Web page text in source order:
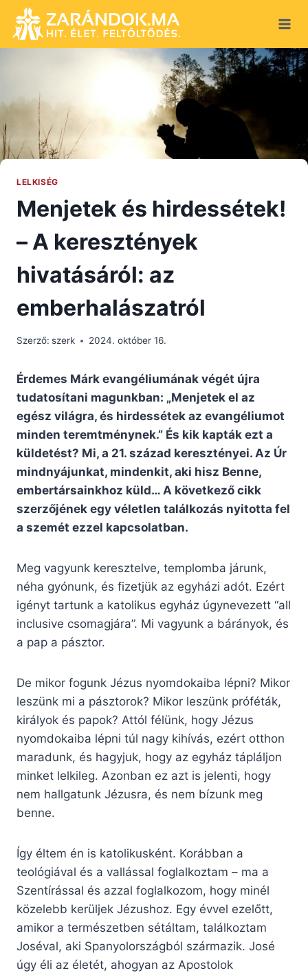
content
LELKISÉG
Menjetek és hirdessétek!
– A keresztények
hivatásáról: az
emberhalászatról
Szerző: szerk 2024. október 16.
Érdemes Márk evangéliumának végét újra
tudatosítani magunkban: „Menjetek el az
egész világra, és hirdessétek az evangéliumot
minden teremtménynek.” És kik kapták ezt a
küldetést? Mi, a 21. század keresztényei. Az Úr
mindnyájunkat, mindenkit, aki hisz Benne,
embertársainkhoz küld… A következő cikk
szerzőjének egy véletlen találkozás nyitotta fel
a szemét ezzel kapcsolatban.
Meg vagyunk keresztelve, templomba járunk,
néha gyónunk, és fizetjük az egyházi adót. Ezért
igényt tartunk a katolikus egyház úgynevezett “all
inclusive csomagjára”. Mi vagyunk a bárányok, és
a pap a pásztor.
De mikor fogunk Jézus nyomdokaiba lépni? Mikor
leszünk mi a pásztorok? Mikor leszünk próféták,
királyok és papok? Attól félünk, hogy Jézus
nyomdokaiba lépni túl nagy kihívás, ezért otthon
maradunk, és hagyjuk, hogy az egyház tápláljon
minket lelkileg. Azonban ez azt is jelenti, hogy
nem hallgatunk Jézusra, és nem bízunk meg
benne.
Így éltem én is katolikusként. Korábban a
teológiával és a vallással foglalkoztam – ma a
Szentírással és azzal foglalkozom, hogy minél
közelebb kerüljek Jézushoz. Egy évvel ezelőtt,
amikor a természetben sétáltam, találkoztam
Joséval, aki Spanyolországból származik. José
úgy éli az életét, ahogyan az Apostolok